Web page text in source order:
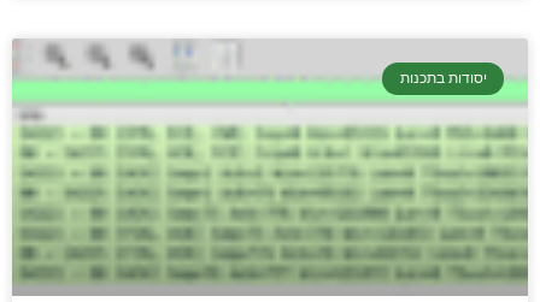
יסודות בתכנות